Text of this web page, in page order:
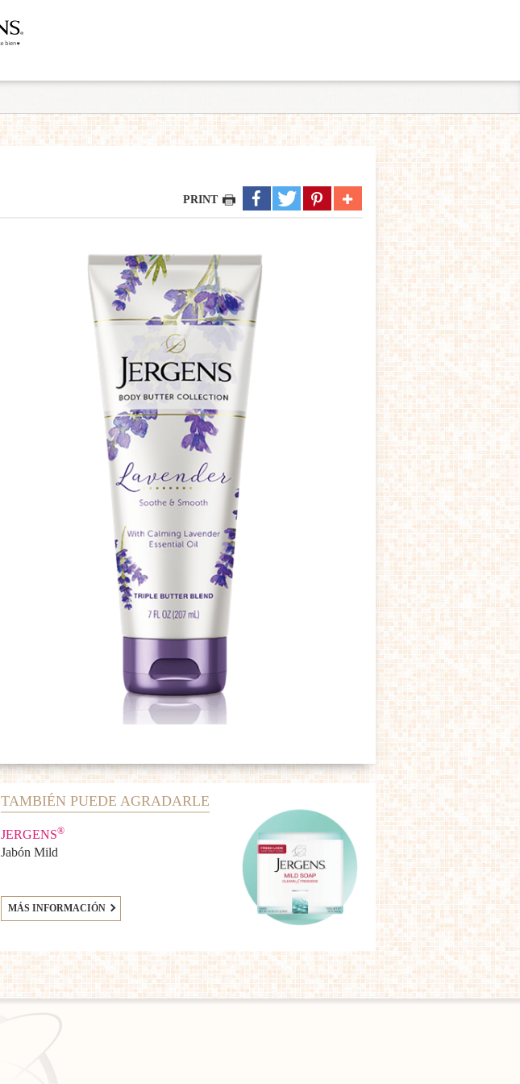
PRINT
TAMBIÉN PUEDE AGRADARLE
JERGENS®
Jabón Mild
MÁS INFORMACIÓN